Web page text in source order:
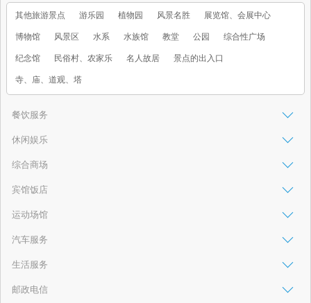
其他旅游景点 游乐园 植物园 风景名胜 展览馆、会展中心
博物馆 风景区 水系 水族馆 教堂 公园 综合性广场
纪念馆 民俗村、农家乐 名人故居 景点的出入口
寺、庙、道观、塔
餐饮服务
休闲娱乐
综合商场
宾馆饭店
运动场馆
汽车服务
生活服务
邮政电信